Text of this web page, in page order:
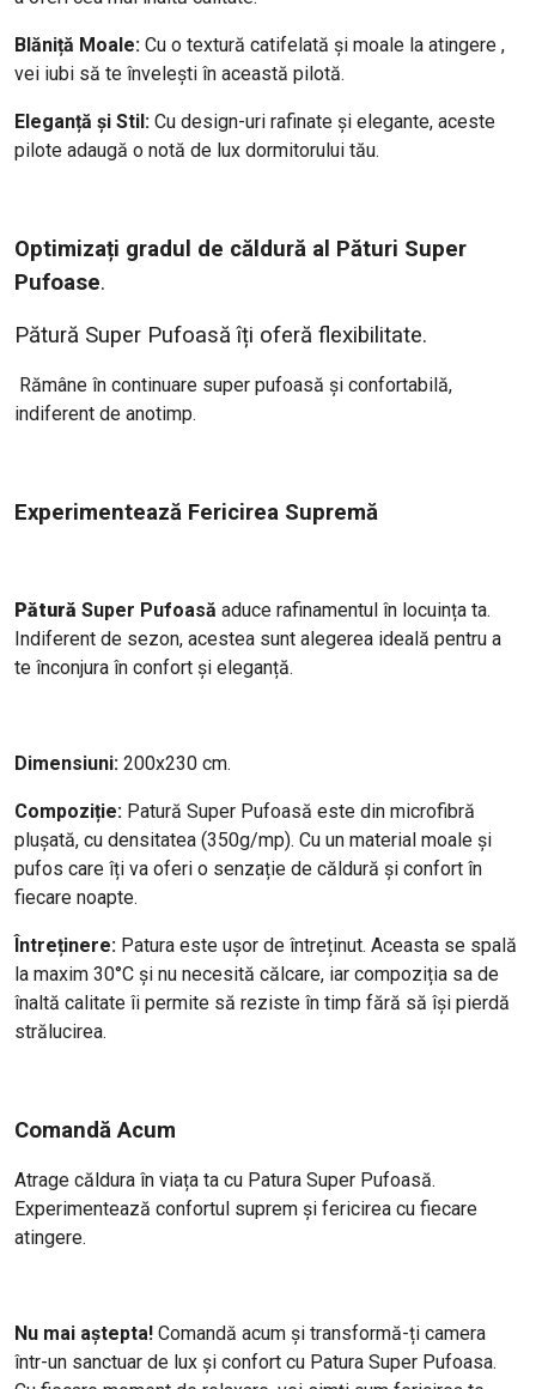
Blăniță Moale: Cu o textură catifelată și moale la atingere ,
vei iubi să te învelești în această pilotă.
Eleganță și Stil: Cu design-uri rafinate și elegante, aceste
pilote adaugă o notă de lux dormitorului tău.
Optimizați gradul de căldură al Pături Super
Pufoase.
Pătură Super Pufoasă îți oferă flexibilitate.
Rămâne în continuare super pufoasă și confortabilă,
indiferent de anotimp.
Experimentează Fericirea Supremă
Pătură Super Pufoasă aduce rafinamentul în locuința ta.
Indiferent de sezon, acestea sunt alegerea ideală pentru a
te înconjura în confort și eleganță.
Dimensiuni: 200x230 cm.
Compoziție: Patură Super Pufoasă este din microfibră
plușată, cu densitatea (350g/mp). Cu un material moale și
pufos care îți va oferi o senzație de căldură și confort în
fiecare noapte.
Întreținere: Patura este ușor de întreținut. Aceasta se spală
la maxim 30°C și nu necesită călcare, iar compoziția sa de
înaltă calitate îi permite să reziste în timp fără să își pierdă
strălucirea.
Comandă Acum
Atrage căldura în viața ta cu Patura Super Pufoasă.
Experimentează confortul suprem și fericirea cu fiecare
atingere.
Nu mai aștepta! Comandă acum și transformă-ți camera
într-un sanctuar de lux și confort cu Patura Super Pufoasa.